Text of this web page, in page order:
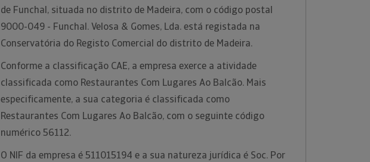
de Funchal, situada no distrito de Madeira, com o código postal
9000-049 - Funchal. Velosa & Gomes, Lda. está registada na
Conservatória do Registo Comercial do distrito de Madeira.
Conforme a classificação CAE, a empresa exerce a atividade
classificada como Restaurantes Com Lugares Ao Balcão. Mais
especificamente, a sua categoria é classificada como
Restaurantes Com Lugares Ao Balcão, com o seguinte código
numérico 56112.
O NIF da empresa é 511015194 e a sua natureza jurídica é Soc. Por